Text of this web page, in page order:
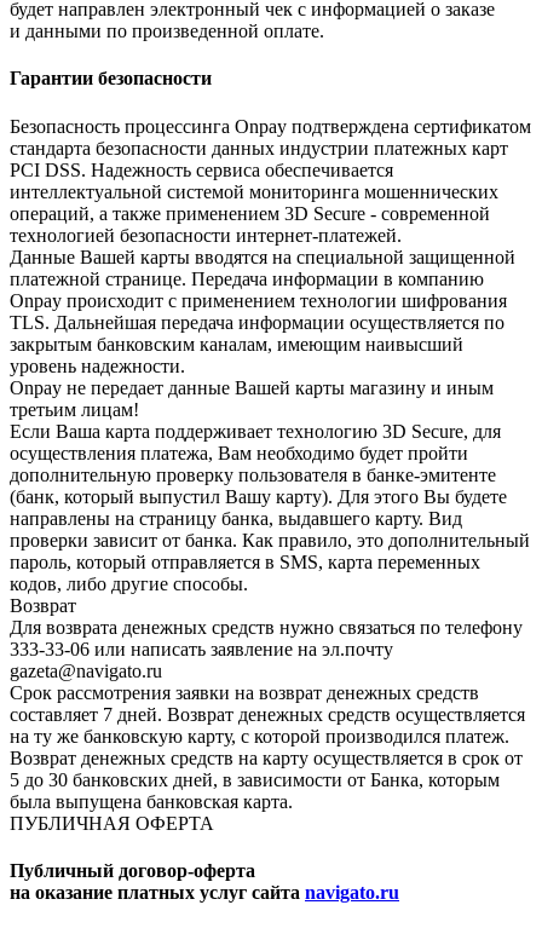
будет направлен электронный чек с информацией о заказе
и данными по произведенной оплате.
Гарантии безопасности
Безопасность процессинга Onpay подтверждена сертификатом
стандарта безопасности данных индустрии платежных карт
PCI DSS. Надежность сервиса обеспечивается
интеллектуальной системой мониторинга мошеннических
операций, а также применением 3D Secure - современной
технологией безопасности интернет-платежей.
Данные Вашей карты вводятся на специальной защищенной
платежной странице. Передача информации в компанию
Onpay происходит с применением технологии шифрования
TLS. Дальнейшая передача информации осуществляется по
закрытым банковским каналам, имеющим наивысший
уровень надежности.
Onpay не передает данные Вашей карты магазину и иным
третьим лицам!
Если Ваша карта поддерживает технологию 3D Secure, для
осуществления платежа, Вам необходимо будет пройти
дополнительную проверку пользователя в банке-эмитенте
(банк, который выпустил Вашу карту). Для этого Вы будете
направлены на страницу банка, выдавшего карту. Вид
проверки зависит от банка. Как правило, это дополнительный
пароль, который отправляется в SMS, карта переменных
кодов, либо другие способы.
Возврат
Для возврата денежных средств нужно связаться по телефону
333-33-06 или написать заявление на эл.почту
gazeta@navigato.ru
Срок рассмотрения заявки на возврат денежных средств
составляет 7 дней. Возврат денежных средств осуществляется
на ту же банковскую карту, с которой производился платеж.
Возврат денежных средств на карту осуществляется в срок от
5 до 30 банковских дней, в зависимости от Банка, которым
была выпущена банковская карта.
ПУБЛИЧНАЯ ОФЕРТА
Публичный договор-оферта
на оказание платных услуг сайта navigato.ru